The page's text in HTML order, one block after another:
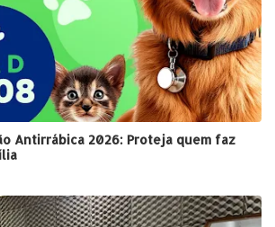
Antirrábica 2026: Proteja quem faz